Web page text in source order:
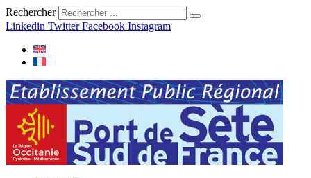
Rechercher
Linkedin Twitter Facebook Instagram